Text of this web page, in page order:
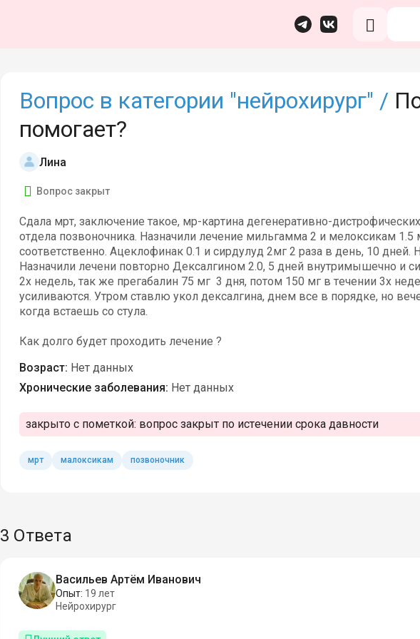
Вопрос в категории "нейрохирург" /
помогает?
Лина
Вопрос закрыт
Сдала мрт, заключение такое, мр-картина дегенеративно-
отдела позвоночника. Назначили лечение мильгамма 2 и мелоксикам
соответственно. Ацеклофинак 0.1 и сирдулуд 2мг 2 раза в день, 10 дней.
Назначили лечени повторно Дексалгином 2.0, 5 дней внутримышечно и
2х недель, так же прегабалин 75 мг 3 дня, потом 150 мг в течении 3х
усиливаются. Утром ставлю укол дексалгина, днем все в порядке, но
когда встаешь со стула.
Как долго будет проходить лечение ?
Возраст: Нет данных
Хронические заболевания: Нет данных
закрыто с пометкой: вопрос закрыт по истечении срока давности
мрт малоксикам позвоночник
3 Ответа
Васильев Артём Иванович
Опыт: 19 лет
Нейрохирург